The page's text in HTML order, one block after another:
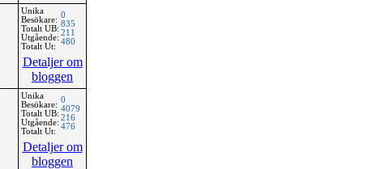
Unika
Besökare:
Totalt UB:
Utgående:
Totalt Ut:
0
835
211
480
Detaljer om
bloggen
Unika
Besökare:
Totalt UB:
Utgående:
Totalt Ut:
0
4079
216
476
Detaljer om
bloggen